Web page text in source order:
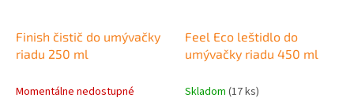
Finish čistič do umývačky
riadu 250 ml
Momentálne nedostupné
Feel Eco leštidlo do
umývačky riadu 450 ml
Skladom (17 ks)